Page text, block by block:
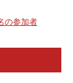
の参加者